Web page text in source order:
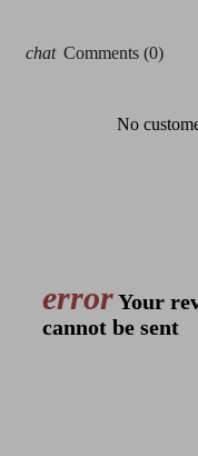
chat Comments (0)
No
errorYour
cannot be sent